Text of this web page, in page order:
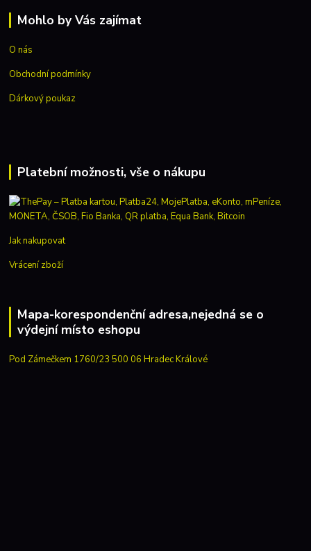
Mohlo by Vás zajímat
O nás
Obchodní podmínky
Dárkový poukaz
Platební možnosti, vše o nákupu
Jak nakupovat
Vrácení zboží
Mapa-korespondenční adresa,nejedná se o
výdejní místo eshopu
Pod Zámečkem 1760/23 500 06 Hradec Králové